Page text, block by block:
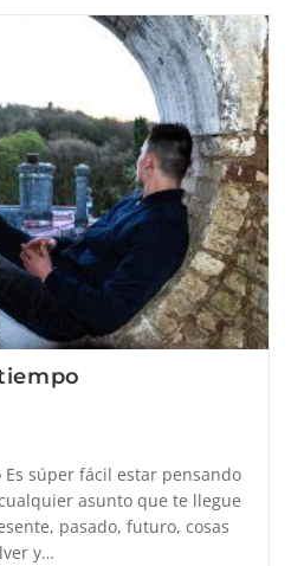
súper fácil estar pensando
asunto que te llegue
pasado, futuro, cosas
y…